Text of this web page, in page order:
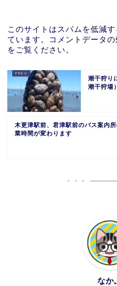
このサイトはスパムを低減
ています。
コメントデータ
をご覧ください 。
潮干狩り
潮干狩場）
木更津駅前、君津駅前のバス案内
業時間が変わります
なか